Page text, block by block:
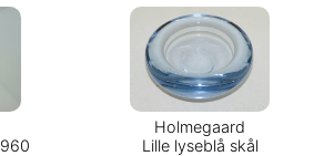
Holmegaard
Lille lyseblå skål